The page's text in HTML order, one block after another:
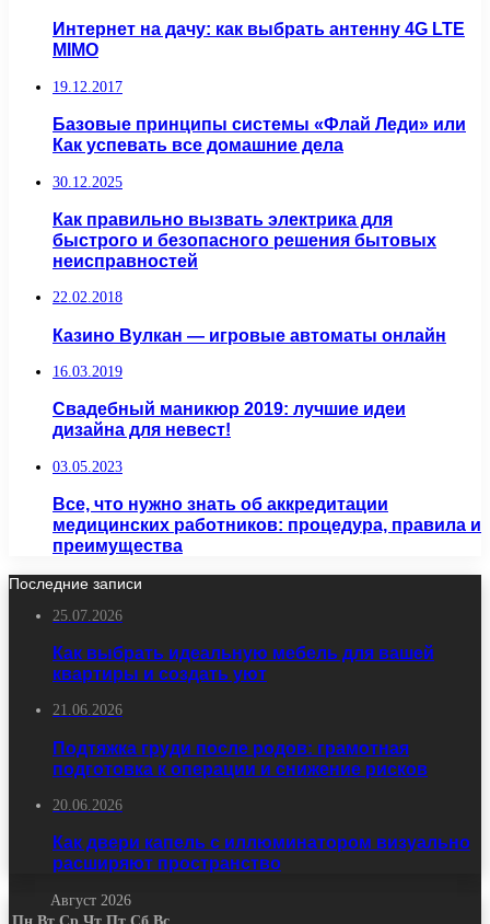
Интернет на дачу: как выбрать антенну 4G LTE
MIMO
19.12.2017
Базовые принципы системы «Флай Леди» или
Как успевать все домашние дела
30.12.2025
Как правильно вызвать электрика для
быстрого и безопасного решения бытовых
неисправностей
22.02.2018
Казино Вулкан — игровые автоматы онлайн
16.03.2019
Свадебный маникюр 2019: лучшие идеи
дизайна для невест!
03.05.2023
Все, что нужно знать об аккредитации
медицинских работников: процедура, правила и
преимущества
Последние записи
25.07.2026
Как выбрать идеальную мебель для вашей
квартиры и создать уют
21.06.2026
Подтяжка груди после родов: грамотная
подготовка к операции и снижение рисков
20.06.2026
Как двери капель с иллюминатором визуально
расширяют пространство
Август 2026